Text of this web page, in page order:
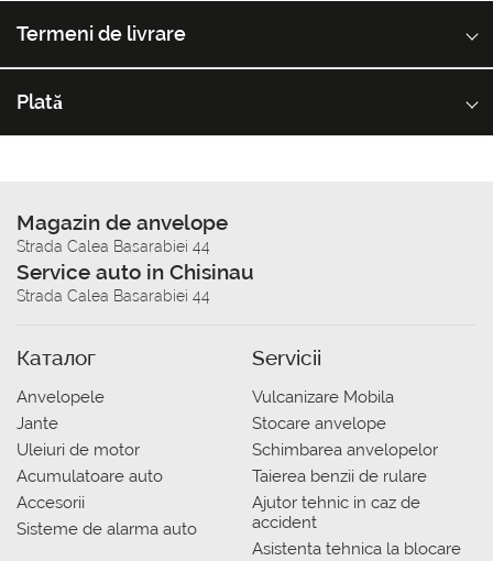
Termeni de livrare
Plată
Magazin de anvelope
Strada Calea Basarabiei 44
Service auto in Chisinau
Strada Calea Basarabiei 44
Каталог
Anvelopele
Jante
Uleiuri de motor
Acumulatoare auto
Accesorii
Sisteme de alarma auto
Servicii
Vulcanizare Mobila
Stocare anvelope
Schimbarea anvelopelor
Taierea benzii de rulare
Ajutor tehnic in caz de
accident
Asistenta tehnica la blocare